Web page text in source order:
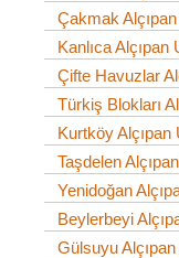
Çakmak Alçıpan
Kanlıca Alçıpan
Çifte Havuzlar
Türkiş Blokları
Kurtköy Alçıpan
Taşdelen
Yenidoğan
Beylerbeyi
Gülsuyu Alçıpan